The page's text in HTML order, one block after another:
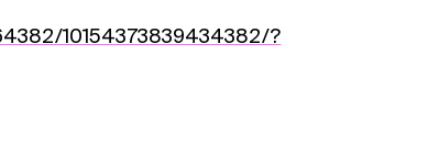
10154373839434382/?